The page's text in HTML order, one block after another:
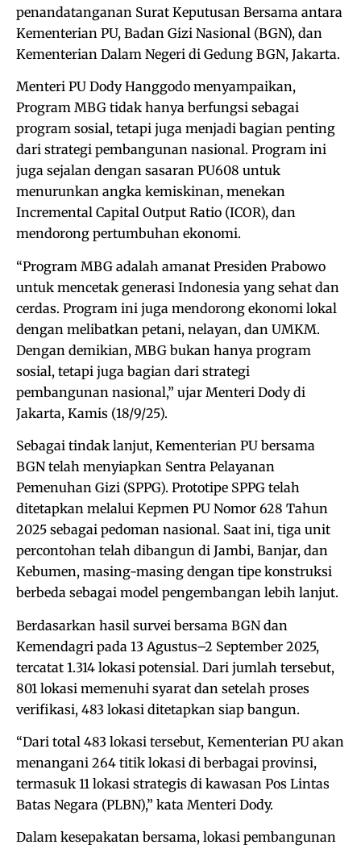
penandatanganan Surat Keputusan Bersama antara
Kementerian PU, Badan Gizi Nasional (BGN), dan
Kementerian Dalam Negeri di Gedung BGN, Jakarta.
Menteri PU Dody Hanggodo menyampaikan,
Program MBG tidak hanya berfungsi sebagai
program sosial, tetapi juga menjadi bagian penting
dari strategi pembangunan nasional. Program ini
juga sejalan dengan sasaran PU608 untuk
menurunkan angka kemiskinan, menekan
Incremental Capital Output Ratio (ICOR), dan
mendorong pertumbuhan ekonomi.
“Program MBG adalah amanat Presiden Prabowo
untuk mencetak generasi Indonesia yang sehat dan
cerdas. Program ini juga mendorong ekonomi lokal
dengan melibatkan petani, nelayan, dan UMKM.
Dengan demikian, MBG bukan hanya program
sosial, tetapi juga bagian dari strategi
pembangunan nasional,” ujar Menteri Dody di
Jakarta, Kamis (18/9/25).
Sebagai tindak lanjut, Kementerian PU bersama
BGN telah menyiapkan Sentra Pelayanan
Pemenuhan Gizi (SPPG). Prototipe SPPG telah
ditetapkan melalui Kepmen PU Nomor 628 Tahun
2025 sebagai pedoman nasional. Saat ini, tiga unit
percontohan telah dibangun di Jambi, Banjar, dan
Kebumen, masing-masing dengan tipe konstruksi
berbeda sebagai model pengembangan lebih lanjut.
Berdasarkan hasil survei bersama BGN dan
Kemendagri pada 13 Agustus–2 September 2025,
tercatat 1.314 lokasi potensial. Dari jumlah tersebut,
801 lokasi memenuhi syarat dan setelah proses
verifikasi, 483 lokasi ditetapkan siap bangun.
“Dari total 483 lokasi tersebut, Kementerian PU akan
menangani 264 titik lokasi di berbagai provinsi,
termasuk 11 lokasi strategis di kawasan Pos Lintas
Batas Negara (PLBN),” kata Menteri Dody.
Dalam kesepakatan bersama, lokasi pembangunan